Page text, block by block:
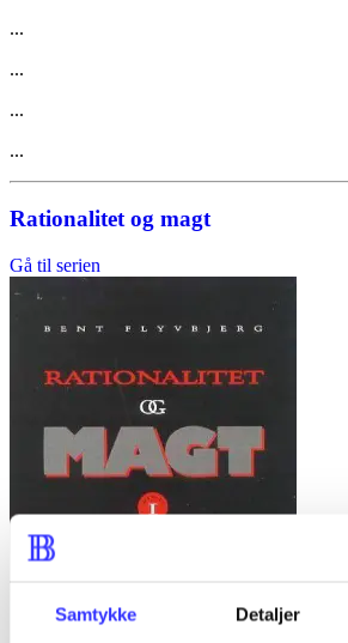
Samtykke Detaljer
...
...
...
...
Rationalitet og magt
Gå til serien